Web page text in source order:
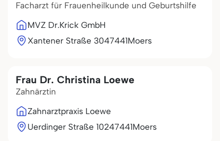
Facharzt für Frauenheilkunde und Geburtshilfe
MVZ Dr.Krick GmbH
Xantener Straße 3047441Moers
Frau Dr. Christina Loewe
Zahnärztin
Zahnarztpraxis Loewe
Uerdinger Straße 10247441Moers